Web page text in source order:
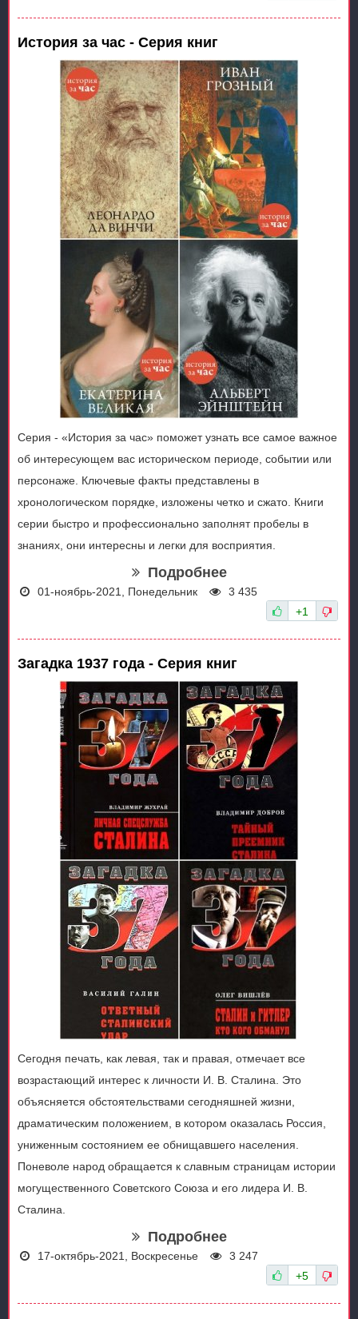
История за час - Серия книг
Серия - «История за час» поможет узнать все самое важное
об интересующем вас историческом периоде, событии или
персонаже. Ключевые факты представлены в
хронологическом порядке, изложены четко и сжато. Книги
серии быстро и профессионально заполнят пробелы в
знаниях, они интересны и легки для восприятия.
Подробнее
01-ноябрь-2021, Понедельник
3 435
+1
Загадка 1937 года - Серия книг
Сегодня печать, как левая, так и правая, отмечает все
возрастающий интерес к личности И. В. Сталина. Это
объясняется обстоятельствами сегодняшней жизни,
драматическим положением, в котором оказалась Россия,
униженным состоянием ее обнищавшего населения.
Поневоле народ обращается к славным страницам истории
могущественного Советского Союза и его лидера И. В.
Сталина.
Подробнее
17-октябрь-2021, Воскресенье
3 247
+5